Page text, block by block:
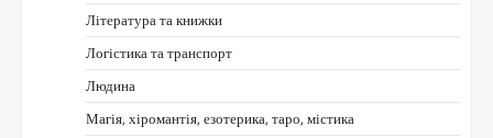
Література та книжки
Логістика та транспорт
Людина
Магія, хіромантія, езотерика, таро, містика